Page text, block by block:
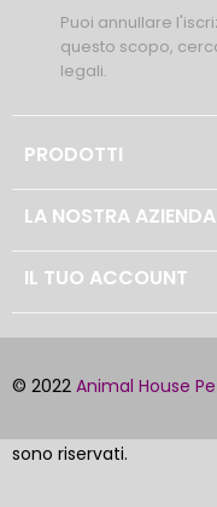
Puoi annullare
questo scopo,
legali.
PRODOTTI
LA NOSTRA AZIENDA
IL TUO ACCOUNT
© 2022 Animal House
sono riservati.